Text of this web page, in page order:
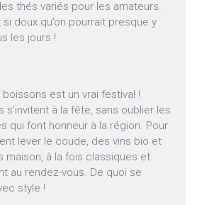
thés variés pour les amateurs.
doux qu’on pourrait presque y
les jours !
est un vrai festival !
s’invitent à la fête, sans oublier les
qui font honneur à la région. Pour
lever le coude, des vins bio et
maison, à la fois classiques et
au rendez-vous. De quoi se
style !